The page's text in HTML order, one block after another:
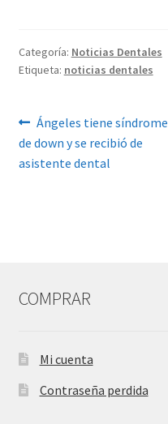
Categoría: Noticias Dentales
Etiqueta: noticias dentales
Navegación
de
Anterior:
Ángeles tiene síndrome
de down y se recibió de
asistente dental
COMPRAR
Mi cuenta
Contraseña perdida